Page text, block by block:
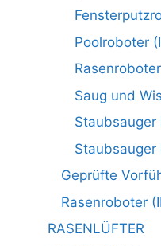
Poolroboter
Saug und
Staubsauger
Staubsauger
Geprüfte
Rasenroboter
RASENLÜFTER